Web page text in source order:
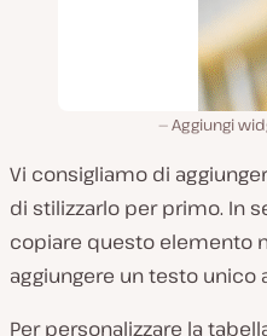
Aggiungi
Vi consigliamo di
di stilizzarlo per primo. In
copiare questo elemento
aggiungere un testo unico
Per personalizzare la